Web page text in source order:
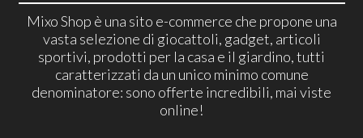
Mixo Shop è una sito e-commerce che propone una
vasta selezione di giocattoli, gadget, articoli
sportivi, prodotti per la casa e il giardino, tutti
caratterizzati da un unico minimo comune
denominatore: sono offerte incredibili, mai viste
online!